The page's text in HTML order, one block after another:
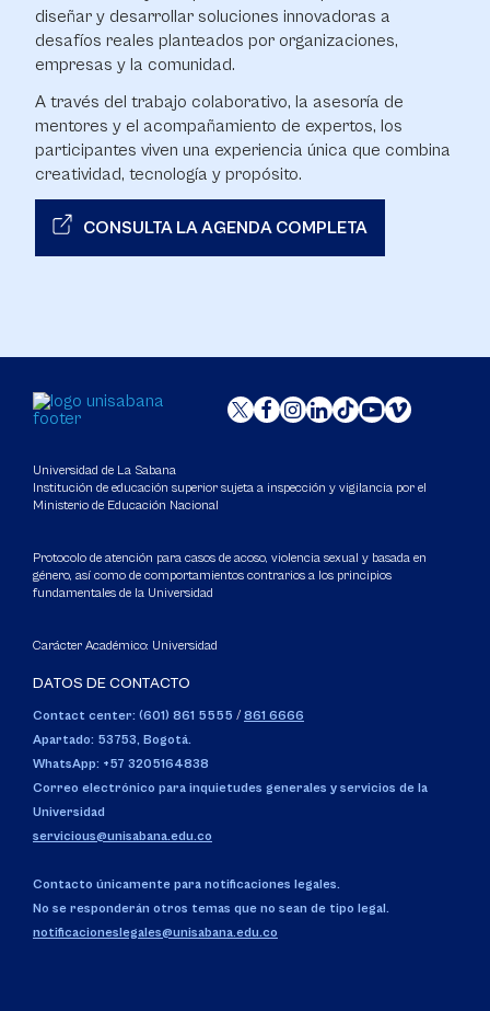
diseñar y desarrollar soluciones innovadoras a
desafíos reales planteados por organizaciones,
empresas y la comunidad.
A través del trabajo colaborativo, la asesoría de
mentores y el acompañamiento de expertos, los
participantes viven una experiencia única que combina
creatividad, tecnología y propósito.
CONSULTA LA AGENDA COMPLETA
Universidad de La Sabana
Institución de educación superior sujeta a inspección y vigilancia por el
Ministerio de Educación Nacional
Protocolo de atención para casos de acoso, violencia sexual y basada en
género, así como de comportamientos contrarios a los principios
fundamentales de la Universidad
Carácter Académico: Universidad
DATOS DE CONTACTO
Contact center: (601) 861 5555 / 861 6666
Apartado: 53753, Bogotá.
WhatsApp: +57 3205164838
Correo electrónico para inquietudes generales y servicios de la
Universidad
servicious@unisabana.edu.co
Contacto únicamente para notificaciones legales.
No se responderán otros temas que no sean de tipo legal.
notificacioneslegales@unisabana.edu.co